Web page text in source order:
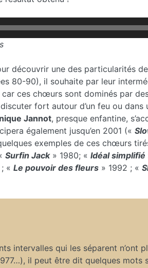
découvrir une des particularités
80-90), il souhaite par leur
ces chœurs sont dominés par
fort autour d’un feu ou
Jannot, presque enfantine,
également jusqu’en 2001 («
exemples de ces chœurs
Surfin Jack» 1980; « Idéal simplifié
« Le pouvoir des fleurs » 1992 ; «
intervalles qui les séparent n’ont
il peut être dit quelques mots